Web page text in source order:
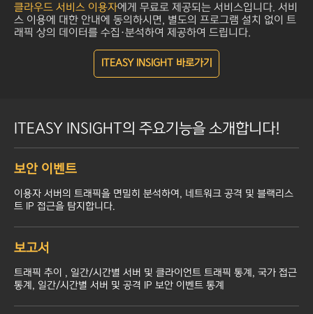
클라우드 서비스 이용자에게 무료로 제공되는 서비스입니다. 서비
스 이용에 대한 안내에 동의하시면, 별도의 프로그램 설치 없이 트
래픽 상의 데이터를 수집·분석하여 제공하여 드립니다.
ITEASY INSIGHT 바로가기
ITEASY INSIGHT의 주요기능을 소개합니다!
보안 이벤트
이용자 서버의 트래픽을 면밀히 분석하여, 네트워크 공격 및 블랙리스
트 IP 접근을 탐지합니다.
보고서
트래픽 추이 , 일간/시간별 서버 및 클라이언트 트래픽 통계, 국가 접근
통계, 일간/시간별 서버 및 공격 IP 보안 이벤트 통계